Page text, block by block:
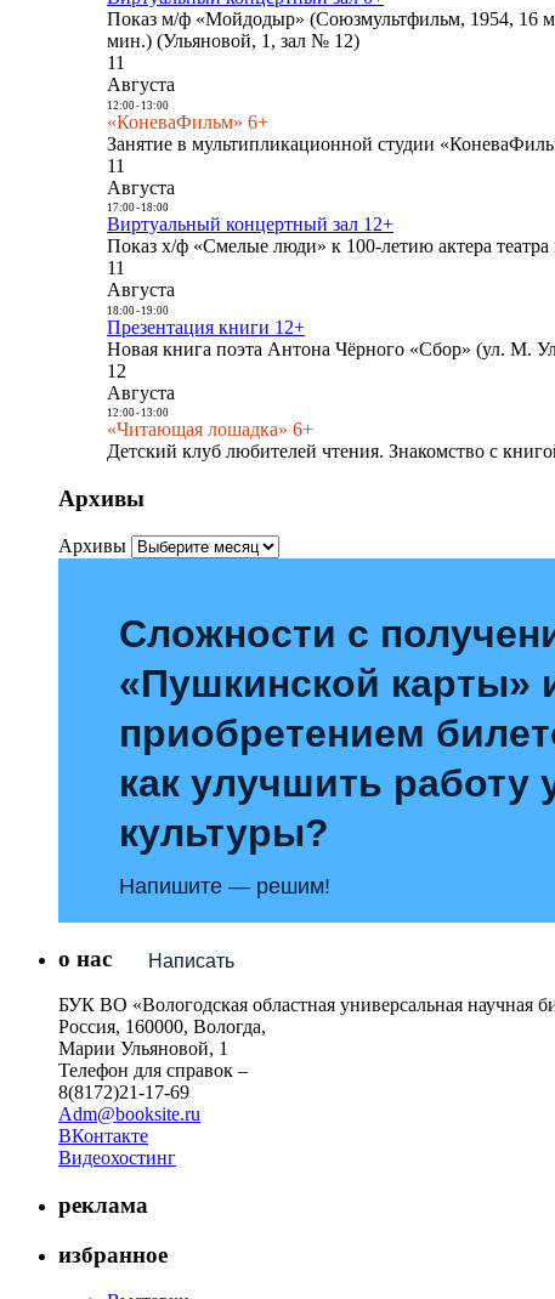
Показ м/ф «Мойдодыр» (Союзмультфильм, 1954, 16
мин.) (Ульяновой, 1, зал № 12)
11
Августа
12:00- 13:00
«КоневаФильм» 6+
Занятие в мультипликационной студии
11
Августа
17:00- 18:00
Виртуальный концертный зал 12+
Показ х/ф «Смелые люди» к 100-летию актера
11
Августа
18:00- 19:00
Презентация книги 12+
Новая книга поэта Антона Чёрного «Сбор» (ул. М.
12
Августа
12:00- 13:00
«Читающая лошадка» 6+
Детский клуб любителей чтения. Знакомство с
Архивы
Архивы
Сложности с
«Пушкинской карты»
приобретением
как улучшить работу
культуры?
Напишите — решим!
Написать
о нас
БУК ВО «Вологодская областная универсальная научная
Россия, 160000, Вологда,
Марии Ульяновой, 1
Телефон для справок –
8(8172)21-17-69
Adm@booksite.ru
ВКонтакте
Видеохостинг
реклама
избранное